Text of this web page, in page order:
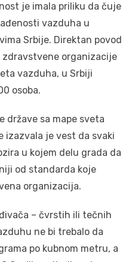
je imala priliku da čuje
vazduha u
Srbije. Direktan povod
zdravstvene organizacije
vazduha, u Srbiji
osoba.
države sa mape sveta
izazvala je vest da svaki
u kojem delu grada da
od standarda koje
organizacija.
– čvrstih ili tečnih
ne bi trebalo da
po kubnom metru, a